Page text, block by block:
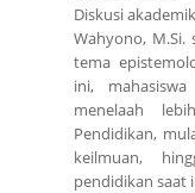
Diskusi
Wahyono, M.Si.
tema
ini,
menelaah
Pendidikan,
keilmuan,
pendidikan saat